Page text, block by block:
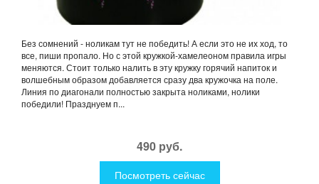
Без сомнений - ноликам тут не победить! А если это не их ход, то
все, пиши пропало. Но с этой кружкой-хамелеоном правила игры
меняются. Стоит только налить в эту кружку горячий напиток и
волшебным образом добавляется сразу два кружочка на поле.
Линия по диагонали полностью закрыта ноликами, нолики
победили! Празднуем п...
490 руб.
Посмотреть сейчас